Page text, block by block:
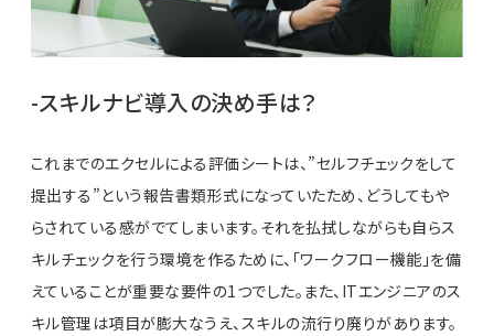
-スキルナビ導入の決め手は？
これまでのエクセルによる評価シートは、”セルフチェックをして
提出する”という報告書類形式になっていたため、どうしてもや
らされている感がでてしまいます。それを払拭しながらも自らス
キルチェックを行う環境を作るために、「ワークフロー機能」を備
えていることが重要な要件の1つでした。また、ITエンジニアのス
キル管理は項目が膨大なうえ、スキルの流行り廃りがあります。